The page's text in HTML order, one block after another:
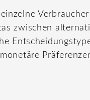
zwischen